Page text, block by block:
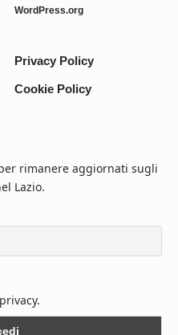
WordPress.org
Privacy Policy
Cookie Policy
rimanere aggiornati sugli
Lazio.